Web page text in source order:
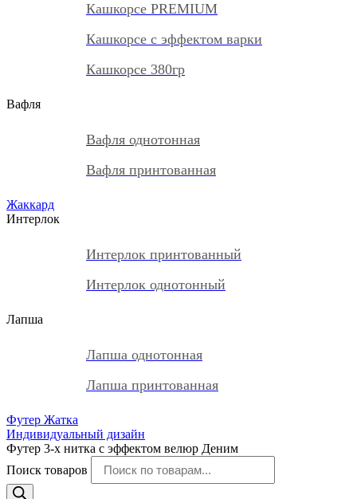
Кашкорсе PREMIUM
Кашкорсе с эффектом варки
Кашкорсе 380гр
Вафля
Вафля однотонная
Вафля принтованная
Жаккард
Интерлок
Интерлок принтованный
Интерлок однотонный
Лапша
Лапша однотонная
Лапша принтованная
Футер Жатка
Индивидуальный дизайн
Футер 3-х нитка с эффектом велюр Деним
Поиск товаров